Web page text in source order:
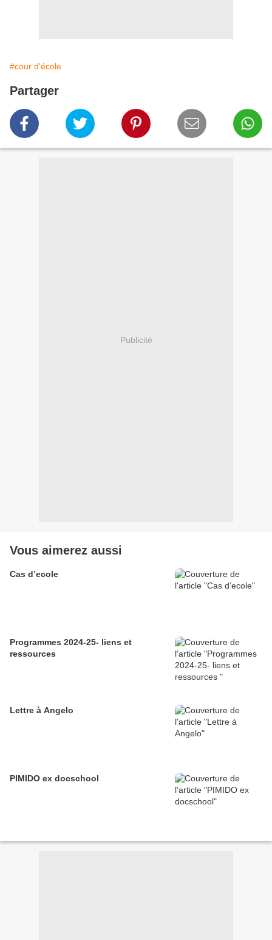
#cour d'école
Partager
Publicité
Vous aimerez aussi
Cas d’ecole
Programmes 2024-25- liens et
ressources
Lettre à Angelo
PIMIDO ex docschool